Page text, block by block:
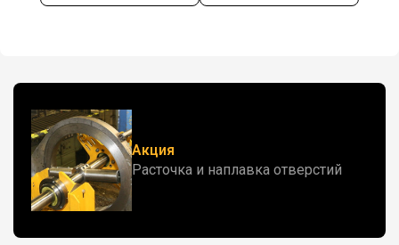
Акция
Расточка и наплавка отверстий